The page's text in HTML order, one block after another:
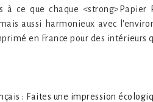
à ce que chaque
aussi harmonieux avec
en France pour des
: Faites une impression